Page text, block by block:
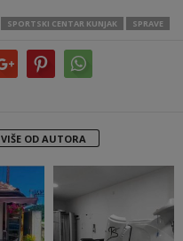
SPORTSKI CENTAR KUNJAK SPRAVE
VIŠE OD AUTORA